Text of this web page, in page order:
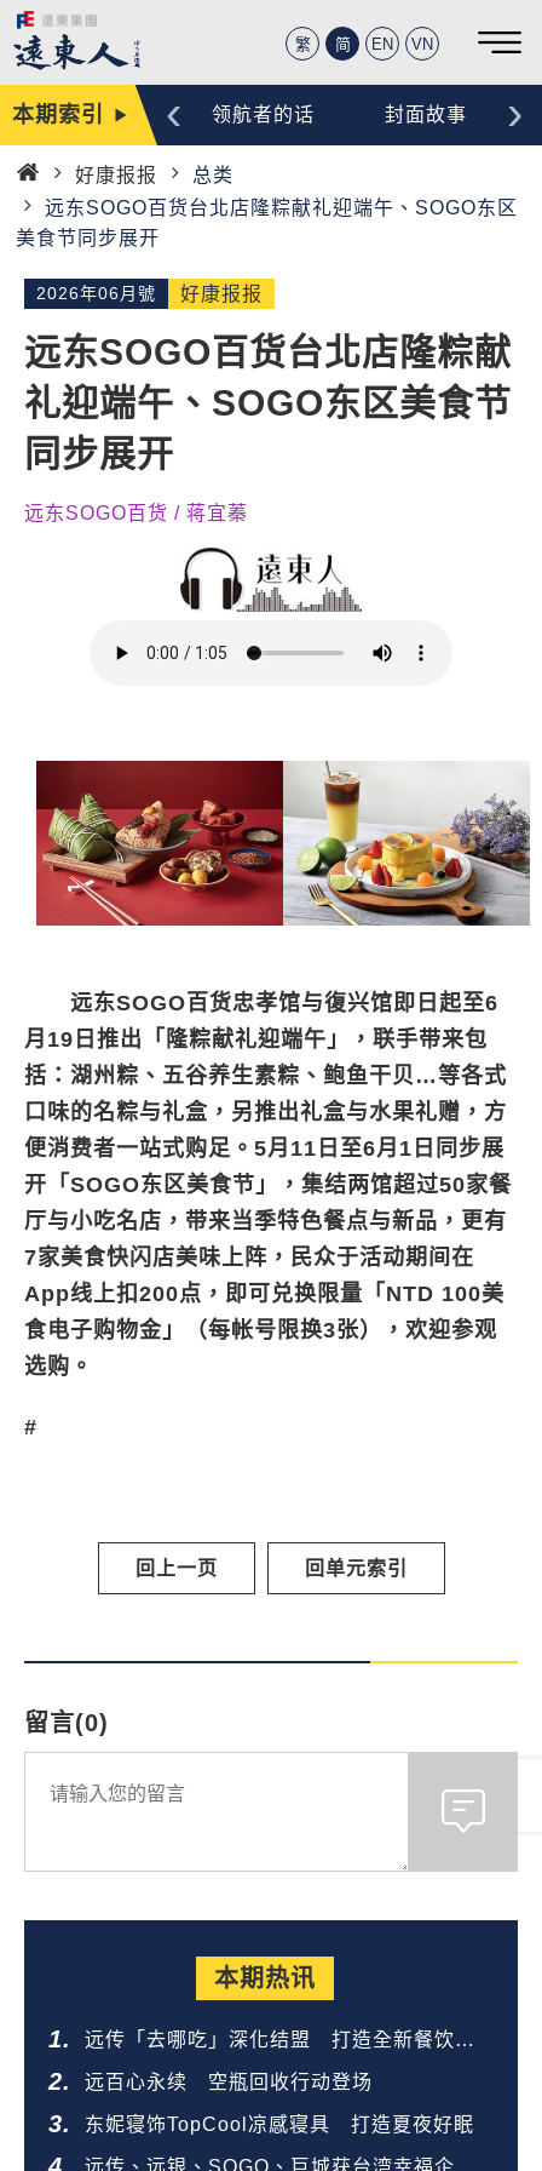
繁 简 EN VN
本期索引编辑手记 领航者的话 封面故事
‹ ›
首
页
好康报报
总类
远东SOGO百货台北店隆粽献礼迎端午、SOGO东区
美食节同步展开
2026年06月號 好康报报
远东SOGO百货台北店隆粽献
礼迎端午、SOGO东区美食节
同步展开
远东SOGO百货 / 蒋宜蓁
远东SOGO百货忠孝馆与復兴馆即日起至6
月19日推出「隆粽献礼迎端午」，联手带来包
括：湖州粽、五谷养生素粽、鲍鱼干贝…等各式
口味的名粽与礼盒，另推出礼盒与水果礼赠，方
便消费者一站式购足。5月11日至6月1日同步展
开「SOGO东区美食节」，集结两馆超过50家餐
厅与小吃名店，带来当季特色餐点与新品，更有
7家美食快闪店美味上阵，民众于活动期间在
App线上扣200点，即可兑换限量「NTD 100美
食电子购物金」（每帐号限换3张），欢迎参观
选购。
#
回上一页 回单元索引
留言(0)
本期热讯
远传「去哪吃」深化结盟 打造全新餐饮生
态圈
远百心永续 空瓶回收行动登场
东妮寝饰TopCool凉感寝具 打造夏夜好眠
远传、远银、SOGO、巨城获台湾幸福企业